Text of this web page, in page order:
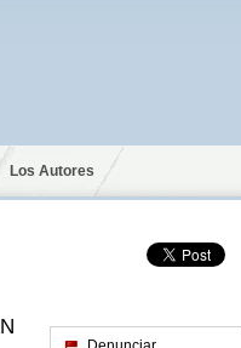
Los Autores